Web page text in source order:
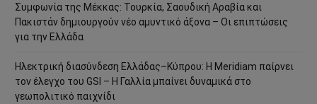
Συμφωνία της Μέκκας: Τουρκία, Σαουδική Αραβία και
Πακιστάν δημιουργούν νέο αμυντικό άξονα – Οι επιπτώσεις
για την Ελλάδα
Ηλεκτρική διασύνδεση Ελλάδας–Κύπρου: Η Meridiam παίρνει
τον έλεγχο του GSI – Η Γαλλία μπαίνει δυναμικά στο
γεωπολιτικό παιχνίδι